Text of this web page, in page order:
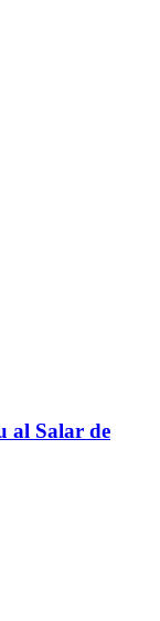
al Salar de